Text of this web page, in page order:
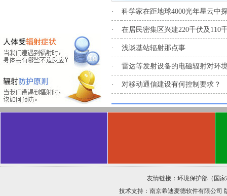
· 科学家在距地球4000光年星云中
· 在居民密集区兴建220千伏及110
· 浅谈基站辐射那点事
· 雷达等发射设备的电磁辐射对环
· 对移动通信建设有何控制要求？
友情链接： 环境保护部（国
技术支持：南京希迪麦德软件有限公司